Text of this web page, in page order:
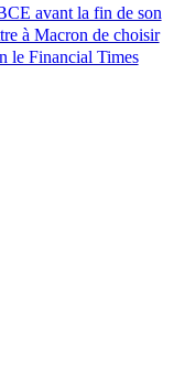
avant la fin de son
à Macron de choisir
le Financial Times